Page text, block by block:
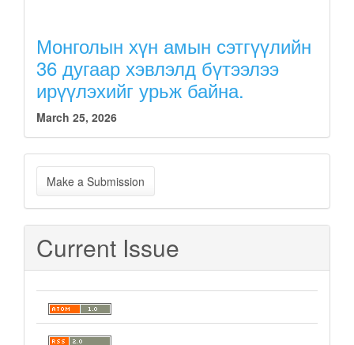
Монголын хүн амын сэтгүүлийн
36 дугаар хэвлэлд бүтээлээ
ирүүлэхийг урьж байна.
March 25, 2026
Make
a
Submission
Make a Submission
Current Issue